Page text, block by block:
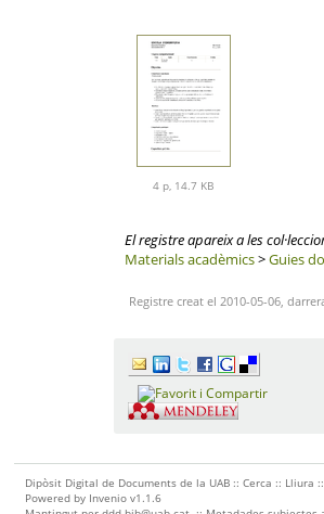
4 p, 14.7 KB
El registre apareix a les
Materials acadèmics>Guies
Registre creat el 2010-05-06,
Dipòsit Digital de Documents de la UAB ::Cerca :: Lliura ::
Powered by Invenio v1.1.6